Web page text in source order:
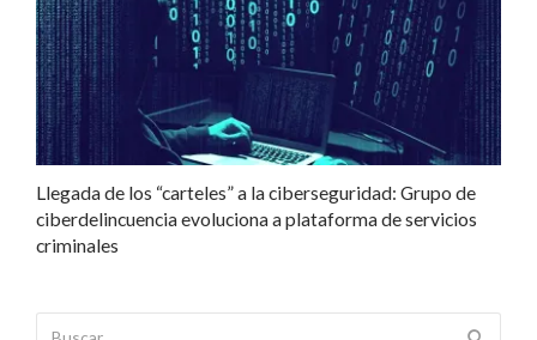
Llegada de los “carteles” a la ciberseguridad: Grupo de
ciberdelincuencia evoluciona a plataforma de servicios
criminales